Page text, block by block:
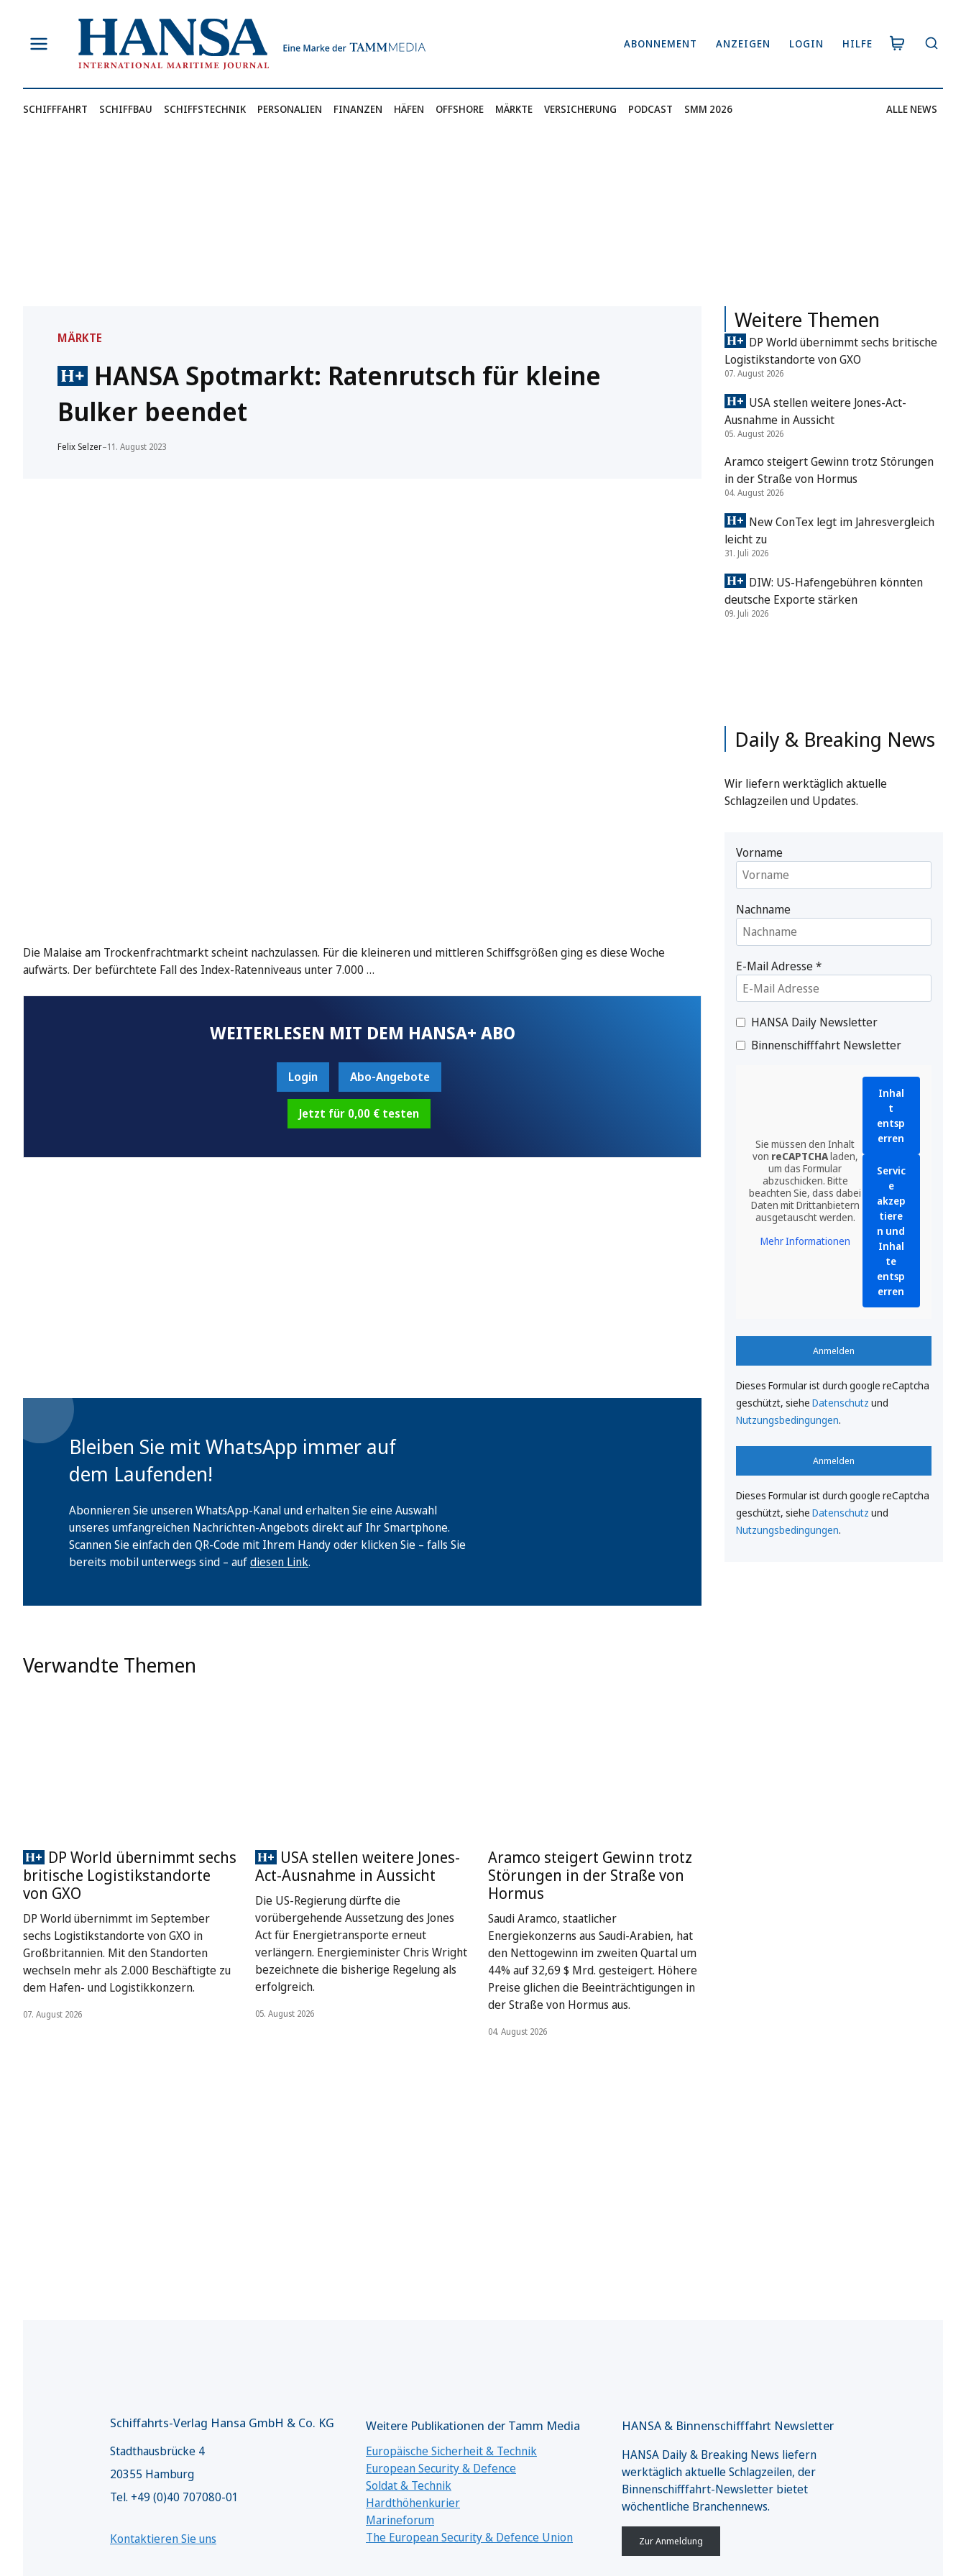
springen
ABONNEMENT ANZEIGEN LOGIN HILFE
SCHIFFFAHRT SCHIFFBAU SCHIFFSTECHNIK PERSONALIEN FINANZEN HÄFEN OFFSHORE MÄRKTE VERSICHERUNG PODCAST SMM 2026 ALLE NEWS
MÄRKTE
HANSA Spotmarkt: Ratenrutsch für kleine
Bulker beendet
Felix Selzer–11. August 2023
Die Malaise am Trockenfrachtmarkt scheint nachzulassen. Für die kleineren und mittleren Schiffsgrößen ging es diese Woche
aufwärts. Der befürchtete Fall des Index-Ratenniveaus unter 7.000 …
WEITERLESEN MIT DEM HANSA+ ABO
Login Abo-Angebote
Jetzt für 0,00 € testen
Bleiben Sie mit WhatsApp immer auf
dem Laufenden!
Abonnieren Sie unseren WhatsApp-Kanal und erhalten Sie eine Auswahl
unseres umfangreichen Nachrichten-Angebots direkt auf Ihr Smartphone.
Scannen Sie einfach den QR-Code mit Ihrem Handy oder klicken Sie – falls Sie
bereits mobil unterwegs sind – aufdiesen Link.
Verwandte Themen
DP World übernimmt sechs
britische Logistikstandorte
von GXO
DP World übernimmt im September
sechs Logistikstandorte von GXO in
Großbritannien. Mit den Standorten
wechseln mehr als 2.000 Beschäftigte zu
dem Hafen- und Logistikkonzern.
07. August 2026
USA stellen weitere Jones-
Act-Ausnahme in Aussicht
Die US-Regierung dürfte die
vorübergehende Aussetzung des Jones
Act für Energietransporte erneut
verlängern. Energieminister Chris Wright
bezeichnete die bisherige Regelung als
erfolgreich.
05. August 2026
Aramco steigert Gewinn trotz
Störungen in der Straße von
Hormus
Saudi Aramco, staatlicher
Energiekonzerns aus Saudi-Arabien, hat
den Nettogewinn im zweiten Quartal um
44% auf 32,69 $ Mrd. gesteigert. Höhere
Preise glichen die Beeinträchtigungen in
der Straße von Hormus aus.
04. August 2026
Weitere Themen
DP World übernimmt sechs britische
Logistikstandorte von GXO
07. August 2026
USA stellen weitere Jones-Act-
Ausnahme in Aussicht
05. August 2026
Aramco steigert Gewinn trotz Störungen
in der Straße von Hormus
04. August 2026
New ConTex legt im Jahresvergleich
leicht zu
31. Juli 2026
DIW: US-Hafengebühren könnten
deutsche Exporte stärken
09. Juli 2026
Daily & Breaking News
Wir liefern werktäglich aktuelle
Schlagzeilen und Updates.
Vorname
Nachname
E-Mail Adresse*
HANSA Daily Newsletter
Binnenschifffahrt Newsletter
Sie müssen den Inhalt
von reCAPTCHAladen,
um das Formular
abzuschicken. Bitte
beachten Sie, dass dabei
Daten mit Drittanbietern
ausgetauscht werden.
Mehr Informationen
Inhal
t
entsp
erren
Servic
e
akzep
tiere
n und
Inhal
te
entsp
erren
Anmelden
Dieses Formular ist durch google reCaptcha
geschützt, siehe Datenschutz und
Nutzungsbedingungen.
Anmelden
Dieses Formular ist durch google reCaptcha
geschützt, siehe Datenschutz und
Nutzungsbedingungen.
Schiffahrts-Verlag Hansa GmbH & Co. KG
Stadthausbrücke 4
20355 Hamburg
Tel. +49 (0)40 707080-01
Kontaktieren Sie uns
Weitere Publikationen der Tamm Media
Europäische Sicherheit & Technik
European Security & Defence
Soldat & Technik
Hardthöhenkurier
Marineforum
The European Security & Defence Union
HANSA & Binnenschifffahrt Newsletter
HANSA Daily & Breaking News liefern
werktäglich aktuelle Schlagzeilen, der
Binnenschifffahrt-Newsletter bietet
wöchentliche Branchennews.
Zur Anmeldung